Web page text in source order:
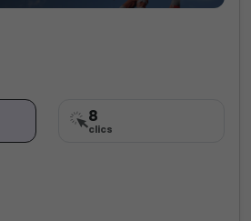
8
clics